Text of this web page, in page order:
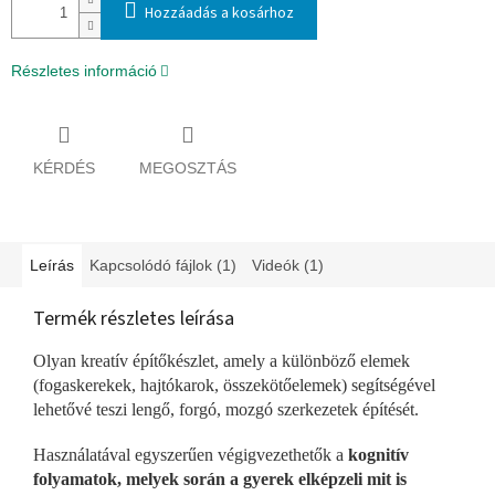
Hozzáadás a kosárhoz
Részletes információ
KÉRDÉS MEGOSZTÁS
Leírás Kapcsolódó fájlok (1) Videók (1)
Termék részletes leírása
Olyan kreatív építőkészlet, amely a különböző elemek
(fogaskerekek, hajtókarok, összekötőelemek) segítségével
lehetővé teszi lengő, forgó, mozgó szerkezetek építését.
Használatával egyszerűen végigvezethetők a kognitív
folyamatok, melyek során a gyerek elképzeli mit is